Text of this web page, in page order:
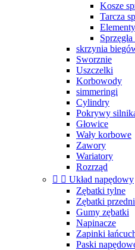
Kosze
Tarcza
skrzynia
Sworznie
Uszczelki
Korbowody
simmeringi
Cylindry
Pokrywy
Głowice
Wały korbowe
Zawory
Wariatory
Rozrząd
  Układ napędowy
Zębatki tylne
Zębatki
Gumy zębatki
Napinacze
Zapinki
Paski